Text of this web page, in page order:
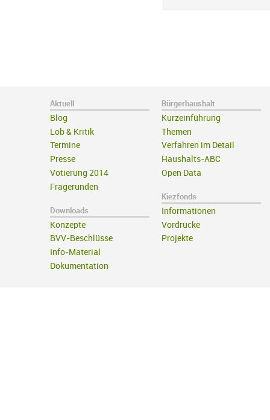
Aktuell
Blog
Lob & Kritik
Termine
Presse
Votierung 2014
Fragerunden
Downloads
Konzepte
BVV-Beschlüsse
Info-Material
Dokumentation
Bürgerhaushalt
Kurzeinführung
Themen
Verfahren im Detail
Haushalts-ABC
Open Data
Kiezfonds
Informationen
Vordrucke
Projekte